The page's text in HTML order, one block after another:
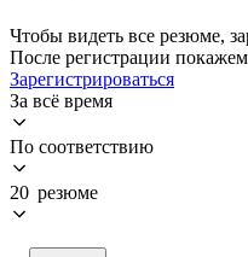
Чтобы видеть все резюме,
После регистрации
Зарегистрироваться
За всё время
По соответствию
20 резюме